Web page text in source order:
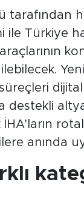
tarafından
ile Türkiye
destekli
anında